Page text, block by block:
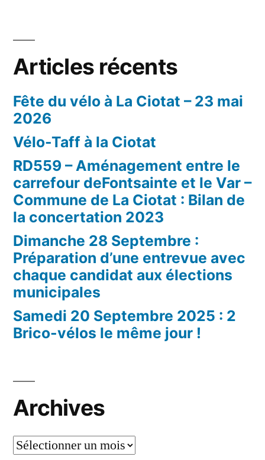
Articles récents
Fête du vélo à La Ciotat – 23 mai
2026
Vélo-Taff à la Ciotat
RD559 – Aménagement entre le
carrefour deFontsainte et le Var –
Commune de La Ciotat : Bilan de
la concertation 2023
Dimanche 28 Septembre :
Préparation d’une entrevue avec
chaque candidat aux élections
municipales
Samedi 20 Septembre 2025 : 2
Brico-vélos le même jour !
Archives
Archives